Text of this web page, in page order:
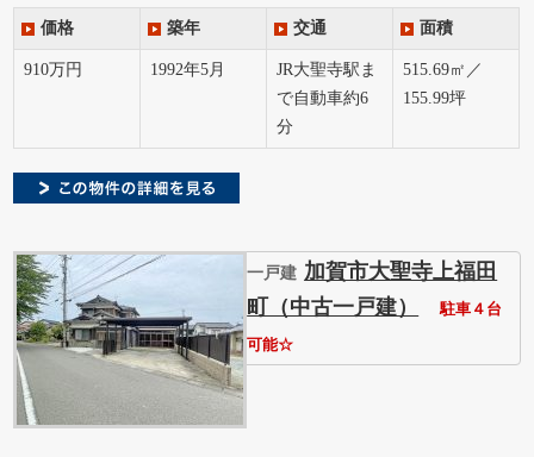
価格 築年 交通 面積
910万円 1992年5月
JR大聖寺駅ま
で自動車約6
分
515.69㎡／
155.99坪
一戸建 加賀市大聖寺上福田
町（中古一戸建）
駐車４台
可能☆